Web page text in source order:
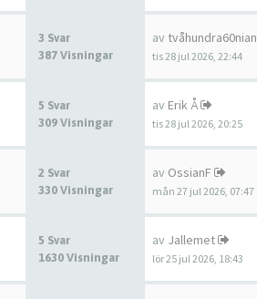
3 Svar
387 Visningar
av tvåhundra60nian
tis 28 jul 2026, 22:44
5 Svar
309 Visningar
av Erik Å
tis 28 jul 2026, 20:25
2 Svar
330 Visningar
av OssianF
mån 27 jul 2026, 07:47
5 Svar
1630 Visningar
av Jallemet
lör 25 jul 2026, 18:43